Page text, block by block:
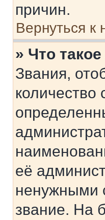
причин.
Вернуться к
» Что
Звания,
её
ненужными
звание. На